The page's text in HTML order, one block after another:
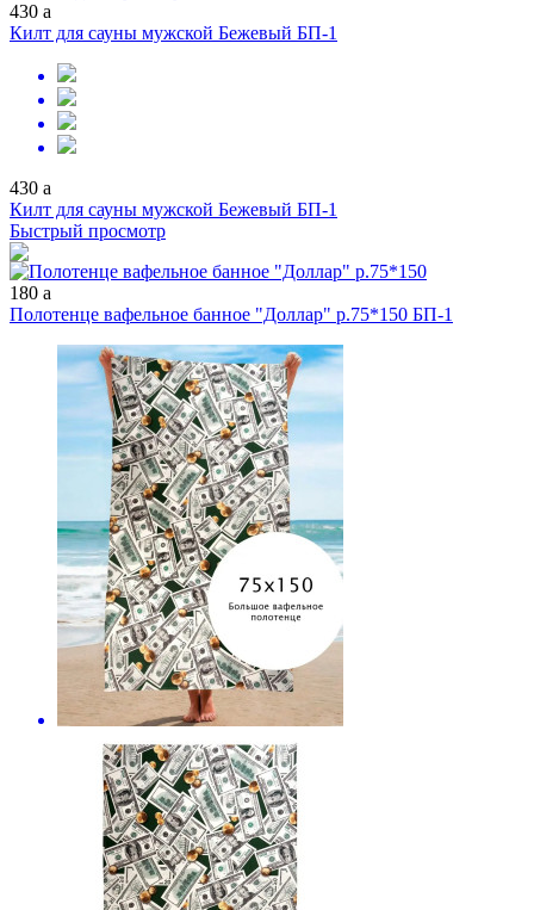
430 a
Килт для сауны мужской Бежевый БП-1
430 a
Килт для сауны мужской Бежевый БП-1
Быстрый просмотр
180 a
Полотенце вафельное банное "Доллар" р.75*150 БП-1